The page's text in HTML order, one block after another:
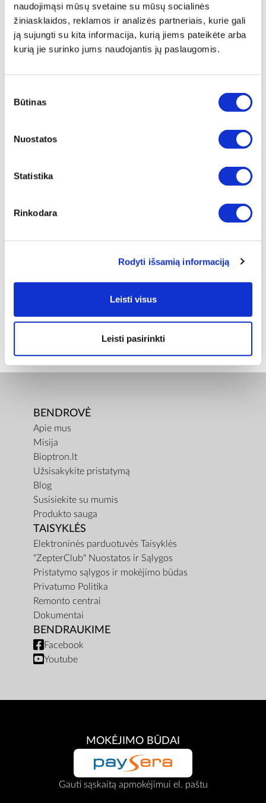
naudojimąsi mūsų svetaine su mūsų socialinės
žiniasklaidos, reklamos ir analizės partneriais, kurie gali
ją sujungti su kita informacija, kurią jiems pateikėte arba
kurią jie surinko jums naudojantis jų paslaugomis.
pasirinkimas
Būtinas
Nuostatos
Statistika
Rinkodara
Rodyti išsamią informaciją
Leisti visus
Leisti pasirinkti
ZepterClub ⓘkaina
Prisijunkite ir pirkite
nuo -5% iki -40%
kaina
nuo -5% iki -40%
BENDROVĖ
Apie mus
Misija
Bioptron.lt
Užsisakykite pristatymą
Blog
Susisiekite su mumis
Produkto sauga
TAISYKLĖS
Elektroninės parduotuvės Taisyklės
"ZepterClub" Nuostatos ir Sąlygos
Pristatymo sąlygos ir mokėjimo būdas
Privatumo Politika
Remonto centrai
Dokumentai
BENDRAUKIME
Facebook
Youtube
MOKĖJIMO BŪDAI
Gauti sąskaitą apmokėjimui el. paštu